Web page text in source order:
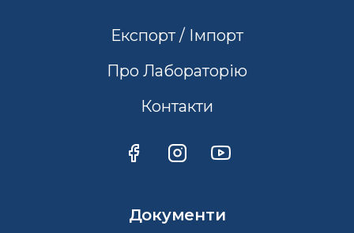
Експорт / Імпорт
Про Лабораторію
Контакти
Документи